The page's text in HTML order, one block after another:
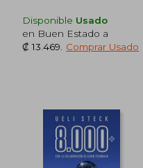
Disponible Usado
en Buen Estado a
₡ 13.469
Comprar Usado